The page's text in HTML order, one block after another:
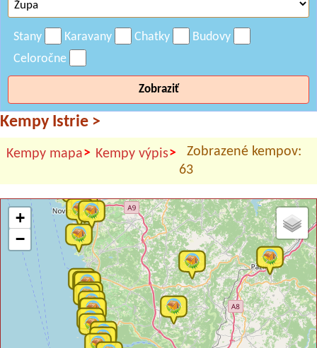
Stany Karavany Chatky
Budovy
Celoročne
Zobraziť
Kempy Istrie >
Kempy mapa> Kempy výpis>
Zobrazené kempov:
63
+
−